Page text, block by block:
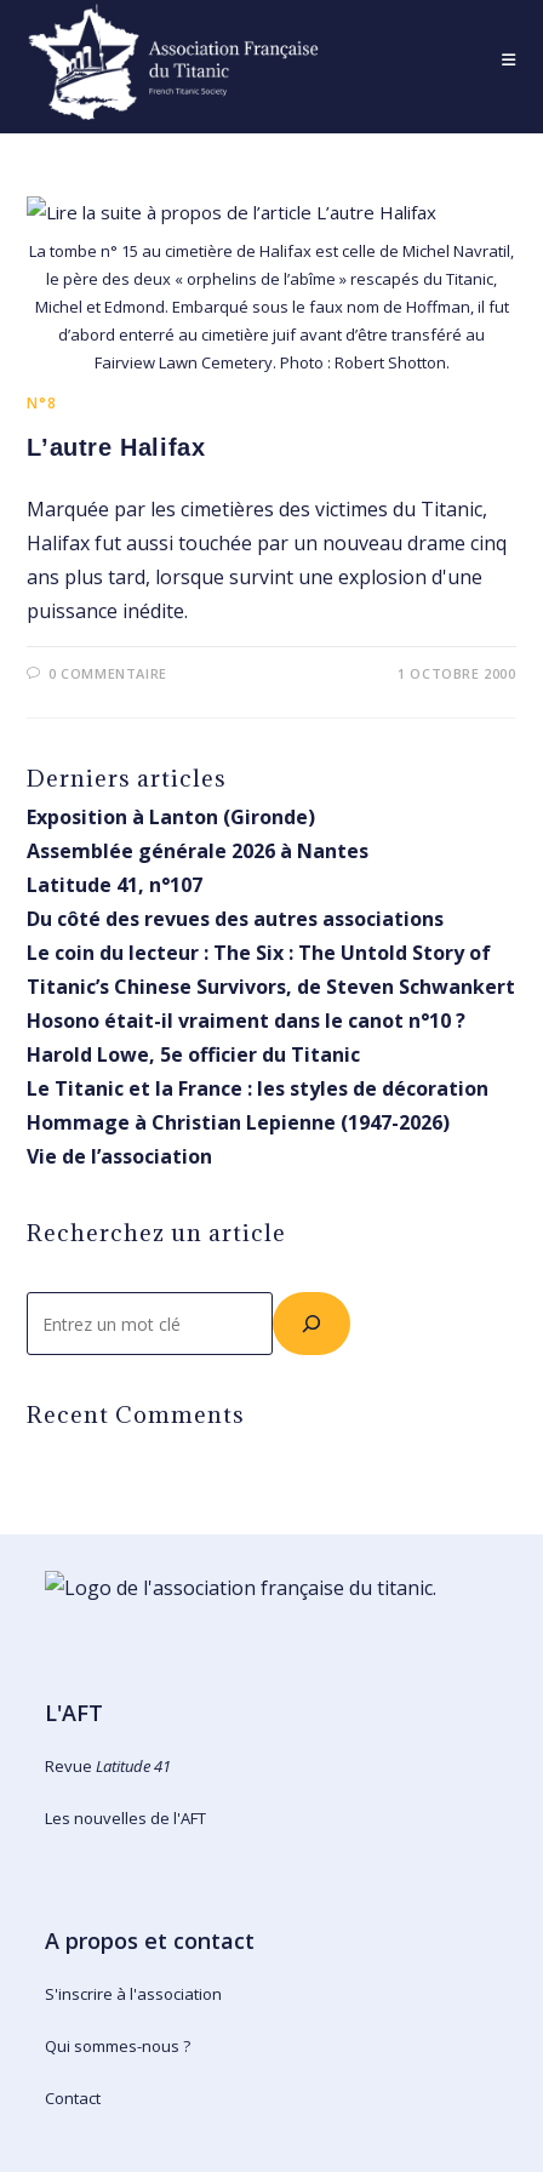
content
La tombe n° 15 au cimetière de Halifax est celle de Michel Navratil,
le père des deux « orphelins de l’abîme » rescapés du Titanic,
Michel et Edmond. Embarqué sous le faux nom de Hoffman, il fut
d’abord enterré au cimetière juif avant d’être transféré au
Fairview Lawn Cemetery. Photo : Robert Shotton.
N°8
L’autre Halifax
Marquée par les cimetières des victimes du Titanic,
Halifax fut aussi touchée par un nouveau drame cinq
ans plus tard, lorsque survint une explosion d'une
puissance inédite.
0 COMMENTAIRE 1 OCTOBRE 2000
Derniers articles
Exposition à Lanton (Gironde)
Assemblée générale 2026 à Nantes
Latitude 41, n°107
Du côté des revues des autres associations
Le coin du lecteur : The Six : The Untold Story of
Titanic’s Chinese Survivors, de Steven Schwankert
Hosono était-il vraiment dans le canot n°10 ?
Harold Lowe, 5e officier du Titanic
Le Titanic et la France : les styles de décoration
Hommage à Christian Lepienne (1947-2026)
Vie de l’association
Recherchez un article
Recent Comments
L'AFT
RevueLatitude 41
Les nouvelles de l'AFT
A propos et contact
S'inscrire à l'association
Qui sommes-nous ?
Contact